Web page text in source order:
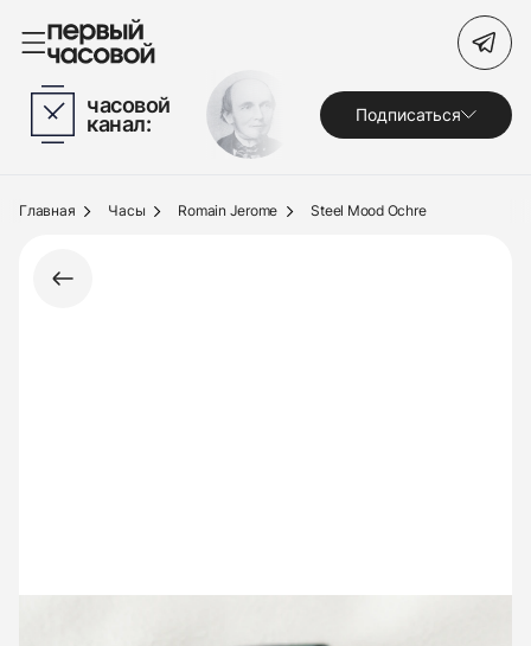
Часы
Украшения
Под заказ
Поиск по сайту
часовой
канал: Подписаться
Главная Часы Romain Jerome Steel Mood Ochre